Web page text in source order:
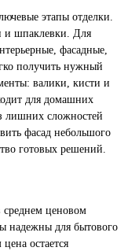
этапы отделки.
и шпаклевки. Для
фасадные,
получить нужный
валики, кисти и
для домашних
лишних сложностей
фасад небольшого
готовых решений.
среднем ценовом
надежны для бытового
остается